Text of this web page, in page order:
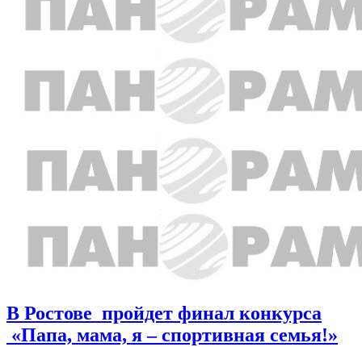
В Ростове пройдет финал конкурса
«Папа, мама, я – спортивная семья!»